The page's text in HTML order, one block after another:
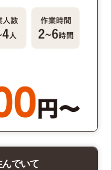
でいて